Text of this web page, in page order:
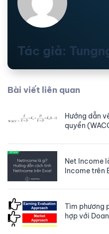
Tác giả:
Bài viết liên quan
Hướng dẫn
quyền
Net Income
Income trên
Tìm phương
hợp với